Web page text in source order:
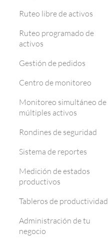
Ruteo libre de activos
Ruteo programado de
activos
Gestión de pedidos
Centro de monitoreo
Monitoreo simultáneo de
múltiples activos
Rondines de seguridad
Sistema de reportes
Medición de estados
productivos
Tableros de productividad
Administración de tu
negocio